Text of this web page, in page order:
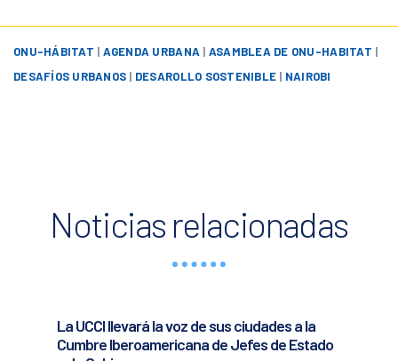
ONU-HÁBITAT | AGENDA URBANA | ASAMBLEA DE ONU-HABITAT |
DESAFÍOS URBANOS | DESAROLLO SOSTENIBLE | NAIROBI
Noticias relacionadas
La UCCI llevará la voz de sus ciudades a la
Cumbre Iberoamericana de Jefes de Estado